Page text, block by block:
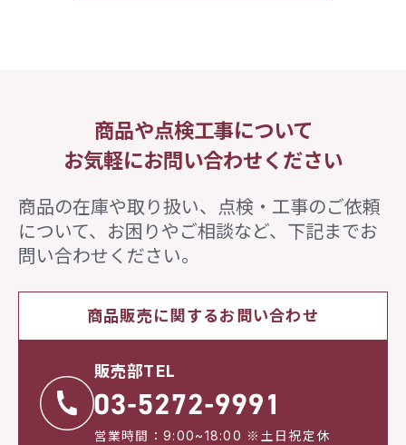
商品や点検工事について
お気軽にお問い合わせください
商品の在庫や取り扱い、点検・工事のご依頼
について、 お困りやご相談など、下記までお
問い合わせください。
商品販売に関するお問い合わせ
販売部TEL
営業時間：9:00~18:00 ※土日祝定休